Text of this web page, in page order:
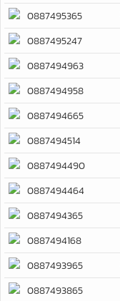
0887495365
0887495247
0887494963
0887494958
0887494665
0887494514
0887494490
0887494464
0887494365
0887494168
0887493965
0887493865